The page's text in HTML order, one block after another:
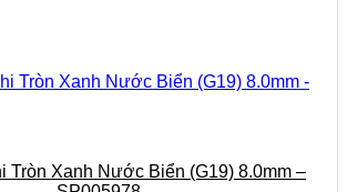
Tròn Xanh Nước Biển (G19) 8.0mm –